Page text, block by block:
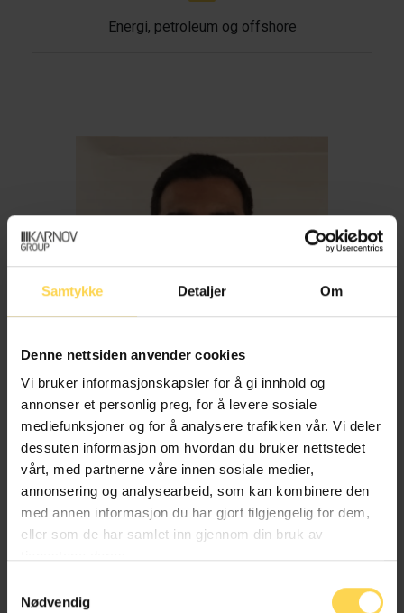
Samtykke Detaljer Om
Denne nettsiden anvender cookies
Vi bruker informasjonskapsler for å gi innhold og
annonser et personlig preg, for å levere sosiale
mediefunksjoner og for å analysere trafikken vår. Vi deler
dessuten informasjon om hvordan du bruker nettstedet
vårt, med partnerne våre innen sosiale medier,
annonsering og analysearbeid, som kan kombinere den
med annen informasjon du har gjort tilgjengelig for dem,
eller som de har samlet inn gjennom din bruk av
Nødvendig
Energi, petroleum og offshore
Imran Haider
Trygderett og pensjonsrett